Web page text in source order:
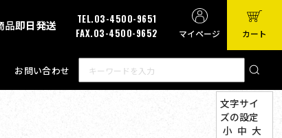
品即日発送
TEL.03-4500-9651
FAX.03-4500-9652
マイページ カート
お問い合わせ
文字サイ
ズの設定
小 中 大